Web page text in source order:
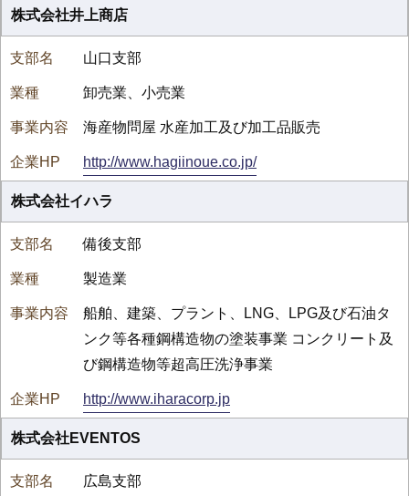
株式会社井上商店
山口支部
卸売業、小売業
海産物問屋 水産加工及び加工品販売
http://www.hagiinoue.co.jp/
株式会社イハラ
備後支部
製造業
船舶、建築、プラント、LNG、LPG及び石油タ
ンク等各種鋼構造物の塗装事業 コンクリート及
び鋼構造物等超高圧洗浄事業
http://www.iharacorp.jp
株式会社EVENTOS
広島支部